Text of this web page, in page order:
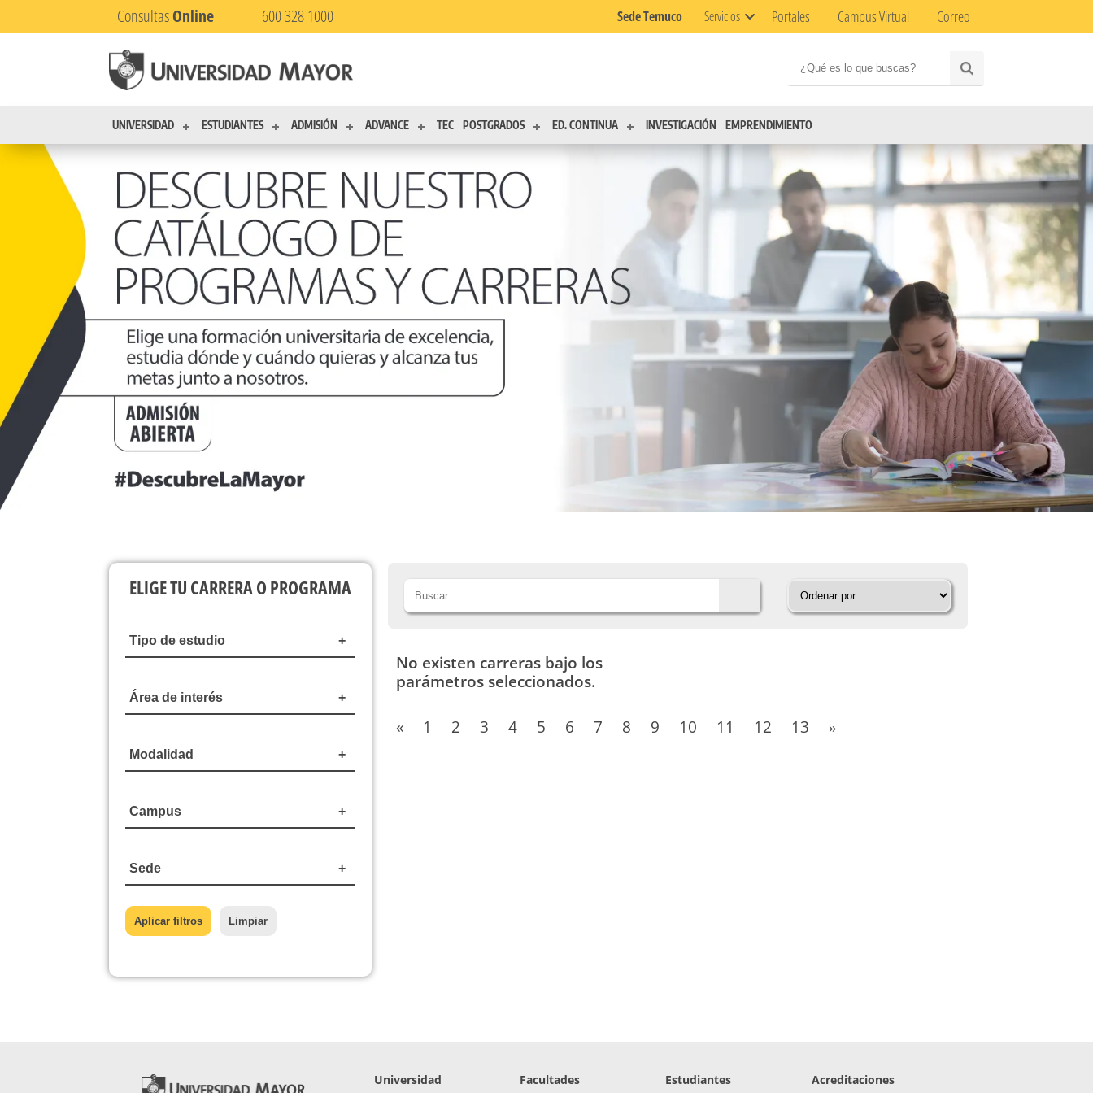
ConsultasOnline 600 328 1000 Sede Temuco Servicios Portales Campus Virtual Correo
UNIVERSIDAD ESTUDIANTES ADMISIÓN ADVANCE TEC POSTGRADOS ED. CONTINUA INVESTIGACIÓN EMPRENDIMIENTO
ELIGE TU CARRERA O PROGRAMA
Tipo de estudio
Área de interés
Modalidad
Campus
Sede
Aplicar filtros Limpiar
No existen carreras bajo los
parámetros seleccionados.
« 1 2 3 4 5 6 7 8 9 10 11 12 13 »
Universidad Facultades Estudiantes Acreditaciones